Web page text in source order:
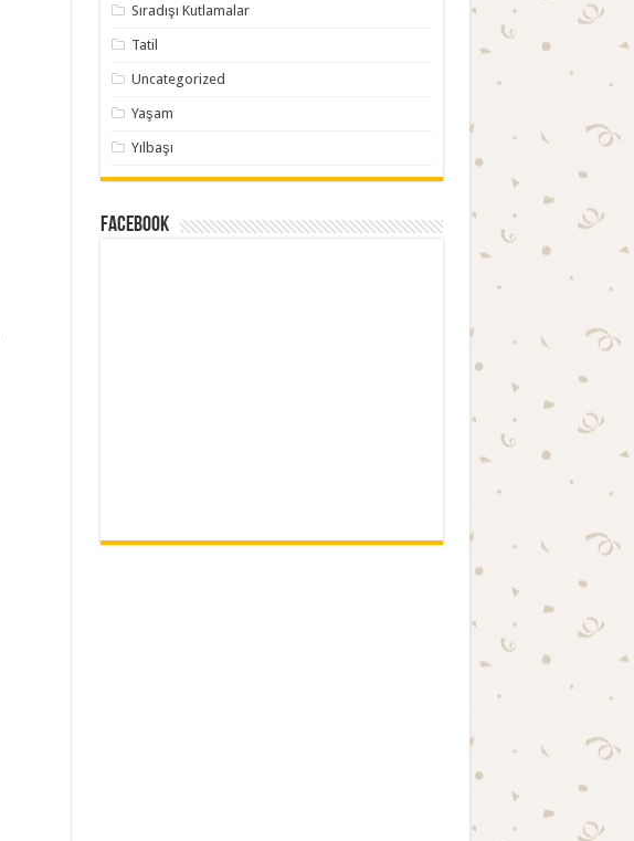
Sıradışı Kutlamalar
Tatil
Uncategorized
Yaşam
Yılbaşı
Facebook